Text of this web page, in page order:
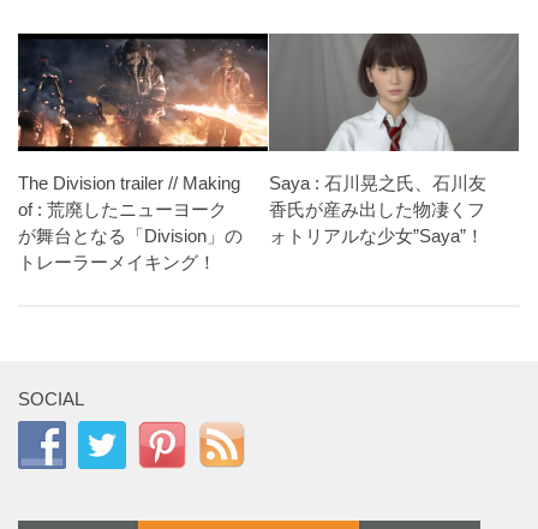
The Division trailer // Making
of : 荒廃したニューヨーク
が舞台となる「Division」の
トレーラーメイキング！
Saya : 石川晃之氏、石川友
香氏が産み出した物凄くフ
ォトリアルな少女”Saya”！
SOCIAL